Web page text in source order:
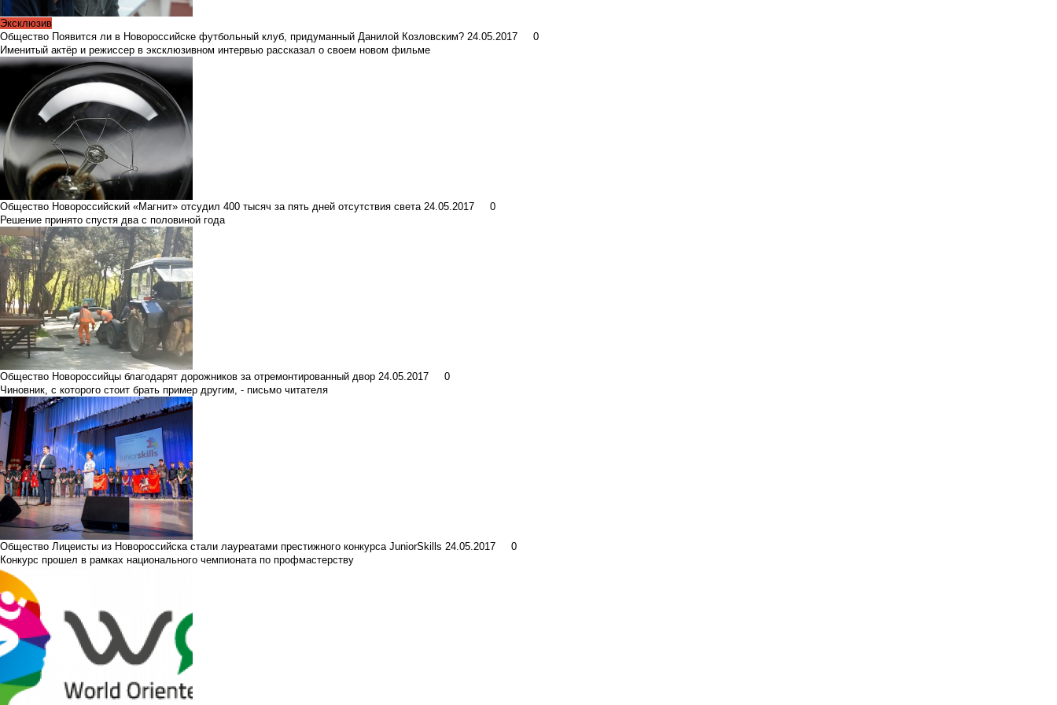
Эксклюзив
Общество Появится ли в Новороссийске футбольный клуб, придуманный Данилой Козловским? 24.05.2017
0
Именитый актёр и режиссер в эксклюзивном интервью рассказал о своем новом фильме
Общество Новороссийский «Магнит» отсудил 400 тысяч за пять дней отсутствия света 24.05.2017
0
Решение принято спустя два с половиной года
Общество Новороссийцы благодарят дорожников за отремонтированный двор 24.05.2017
0
Чиновник, с которого стоит брать пример другим, - письмо читателя
Общество Лицеисты из Новороссийска стали лауреатами престижного конкурса JuniorSkills 24.05.2017
0
Конкурс прошел в рамках национального чемпионата по профмастерству